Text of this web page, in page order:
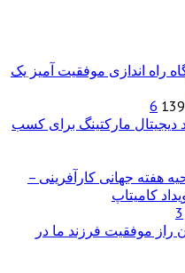
راه اندازی موفقیت آمیز یک
6
دیجیتال مارکتینگ برای کسب
هفته جهانی کارآفرینی –
کامیتاپ
3
راز موفقیت فرزند ما در